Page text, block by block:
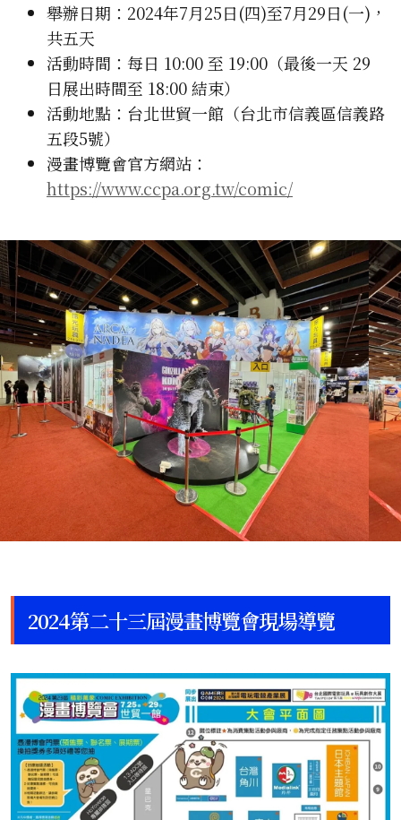
舉辦日期：2024年7月25日(四)至7月29日(一)，
共五天
活動時間：每日 10:00 至 19:00（最後一天 29
日展出時間至 18:00 結束）
活動地點：台北世貿一館（台北市信義區信義路
五段5號）
漫畫博覽會官方網站：
https://www.ccpa.org.tw/comic/
2024第二十三屆漫畫博覽會現場導覽